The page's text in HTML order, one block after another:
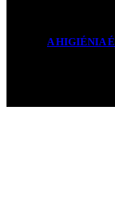
A HIGIÉNIA